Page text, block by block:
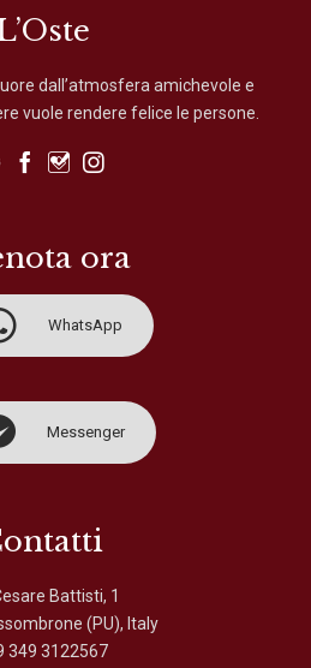
dall’atmosfera amichevole e
vuole rendere felice le persone.
  
ora
WhatsApp
Messenger
Battisti, 1
(PU), Italy
349 3122567